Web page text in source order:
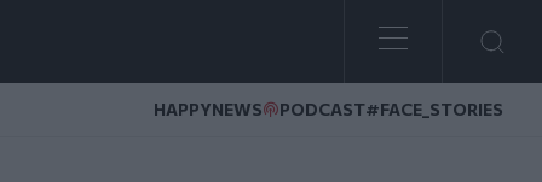
HAPPYNEWS PODCAST#FACE_STORIES